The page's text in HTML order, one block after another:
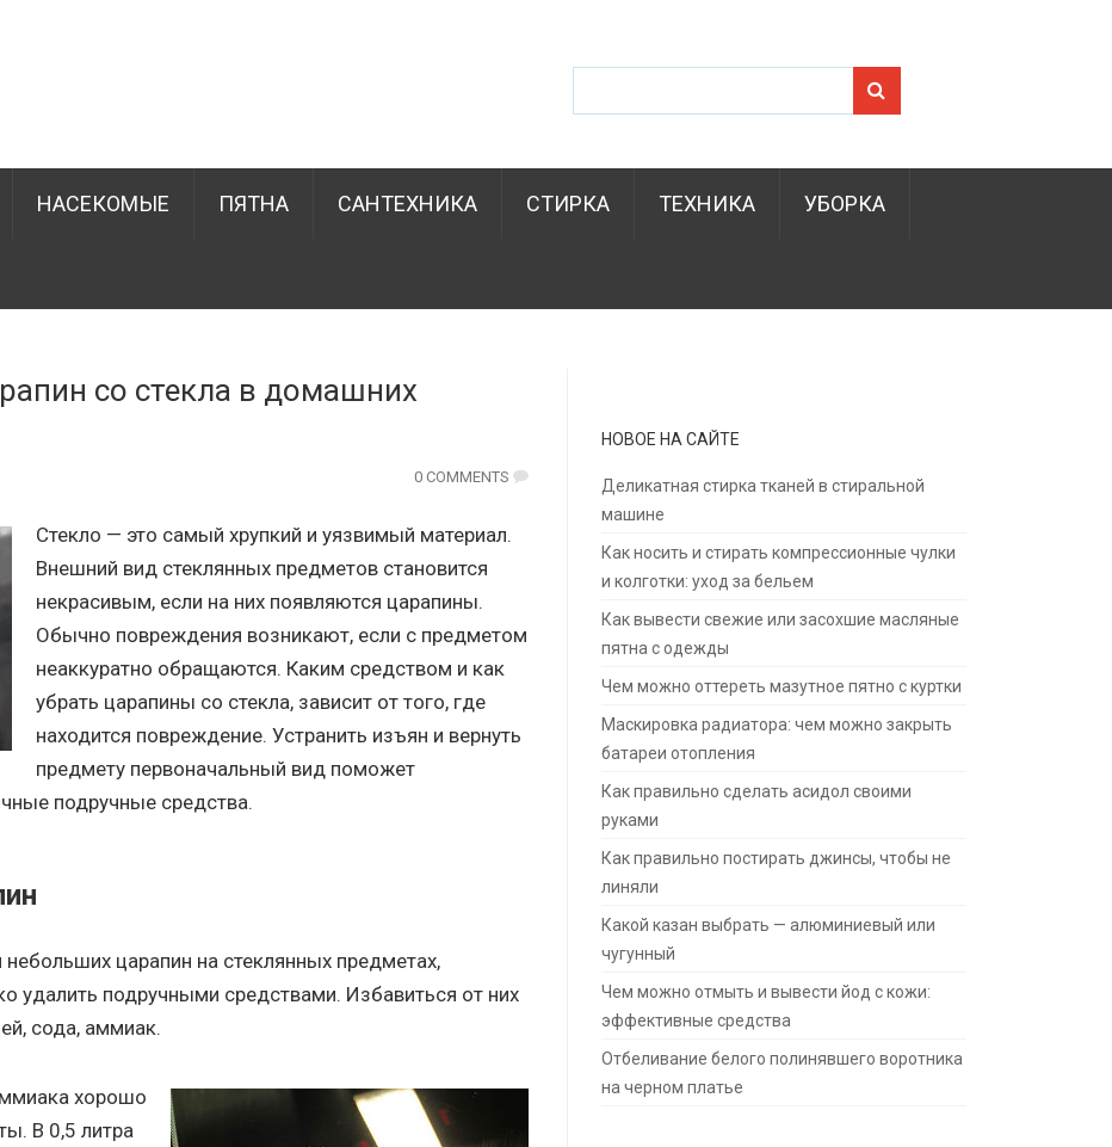
НАСЕКОМЫЕ ПЯТНА САНТЕХНИКА СТИРКА ТЕХНИКА УБОРКА
со стекла в домашних
0 COMMENTS
Стекло — это самый хрупкий и уязвимый материал.
Внешний вид стеклянных предметов становится
некрасивым, если на них появляются царапины.
Обычно повреждения возникают, если с предметом
неаккуратно обращаются. Каким средством и как
убрать царапины со стекла, зависит от того, где
находится повреждение. Устранить изъян и вернуть
предмету первоначальный вид поможет
подручные средства.
царапин на стеклянных предметах,
удалить подручными средствами. Избавиться от них
сода, аммиак.
хорошо
В 0,5 литра
НОВОЕ НА САЙТЕ
Деликатная стирка тканей в стиральной
машине
Как носить и стирать компрессионные чулки
и колготки: уход за бельем
Как вывести свежие или засохшие масляные
пятна с одежды
Чем можно оттереть мазутное пятно с куртки
Маскировка радиатора: чем можно закрыть
батареи отопления
Как правильно сделать асидол своими
руками
Как правильно постирать джинсы, чтобы не
линяли
Какой казан выбрать — алюминиевый или
чугунный
Чем можно отмыть и вывести йод с кожи:
эффективные средства
Отбеливание белого полинявшего воротника
на черном платье